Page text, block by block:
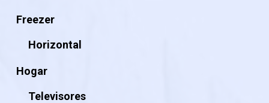
Freezer
Horizontal
Hogar
Televisores